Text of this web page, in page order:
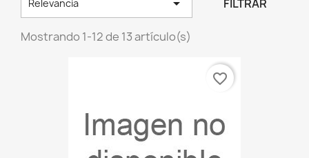
Relevancia FILTRAR
Mostrando 1-12 de 13 artículo(s)
favorite_border